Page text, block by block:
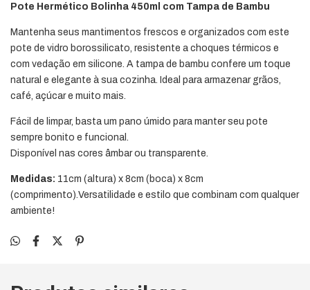
Pote Hermético Bolinha 450ml com Tampa de Bambu
Mantenha seus mantimentos frescos e organizados com este
pote de vidro borossilicato, resistente a choques térmicos e
com vedação em silicone. A tampa de bambu confere um toque
natural e elegante à sua cozinha. Ideal para armazenar grãos,
café, açúcar e muito mais.
Fácil de limpar, basta um pano úmido para manter seu pote
sempre bonito e funcional.
Disponível nas cores âmbar ou transparente.
Medidas: 11cm (altura) x 8cm (boca) x 8cm
(comprimento).Versatilidade e estilo que combinam com qualquer
ambiente!